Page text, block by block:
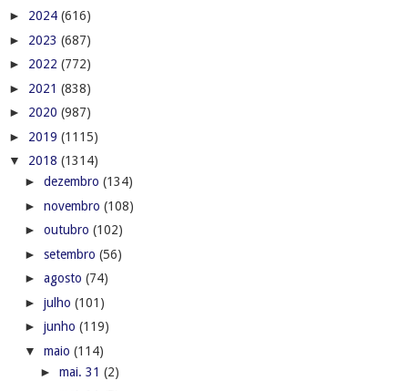
► 2024 (616)
► 2023 (687)
► 2022 (772)
► 2021 (838)
► 2020 (987)
► 2019 (1115)
▼ 2018 (1314)
► dezembro (134)
► novembro (108)
► outubro (102)
► setembro (56)
► agosto (74)
► julho (101)
► junho (119)
▼ maio (114)
► mai. 31 (2)